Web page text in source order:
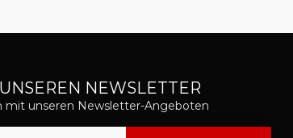
NEWSLETTER
mit unseren Newsletter-Angeboten